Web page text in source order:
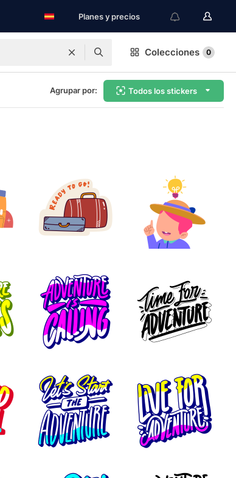
Planes y precios
Colecciones 0
Agrupar por: Todos los stickers